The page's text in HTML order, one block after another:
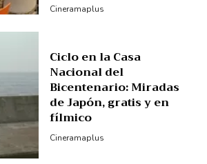
Cineramaplus
Ciclo en la Casa
Nacional del
Bicentenario: Miradas
de Japón, gratis y en
fílmico
Cineramaplus